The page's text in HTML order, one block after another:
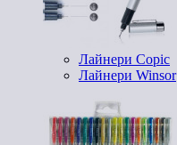
Лайнери Copic
Лайнери Winsor